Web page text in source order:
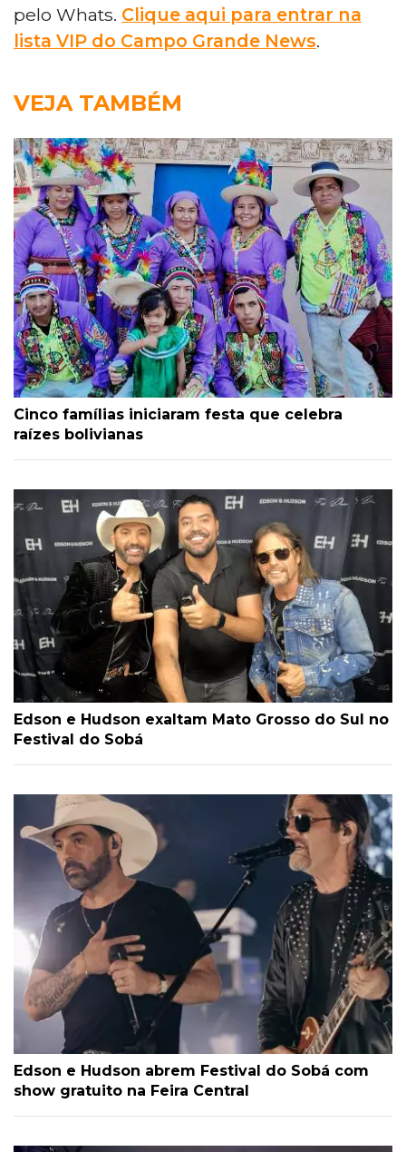
pelo Whats. Clique aqui para entrar na
lista VIP do Campo Grande News.
VEJA TAMBÉM
Cinco famílias iniciaram festa que celebra
raízes bolivianas
Edson e Hudson exaltam Mato Grosso do Sul no
Festival do Sobá
Edson e Hudson abrem Festival do Sobá com
show gratuito na Feira Central